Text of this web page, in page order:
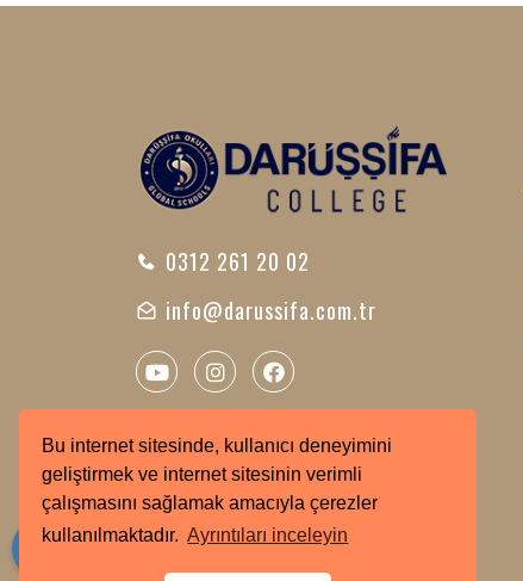
Bu internet sitesinde, kullanıcı deneyimini
geliştirmek ve internet sitesinin verimli
çalışmasını sağlamak amacıyla çerezler
kullanılmaktadır. Ayrıntıları inceleyin
0312 261 20 02
info@darussifa.com.tr